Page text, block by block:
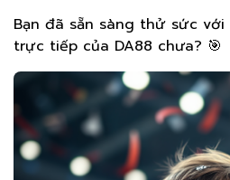
Bạn đã sẵn sàng thử sức
trực tiếp của DA88 chưa? 🎯